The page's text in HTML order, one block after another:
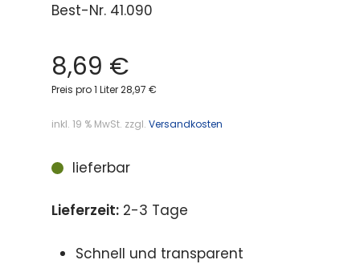
Best-Nr. 41.090
8,69 €
Preis pro 1 Liter 28,97 €
inkl. 19 % MwSt. zzgl. Versandkosten
lieferbar
Lieferzeit: 2-3 Tage
Schnell und transparent